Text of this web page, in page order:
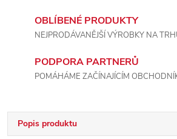
OBLÍBENÉ PRODUKTY
NEJPRODÁVANĚJŠÍ VÝROBKY NA
PODPORA PARTNERŮ
POMÁHÁME ZAČÍNAJÍCÍM
Popis produktu